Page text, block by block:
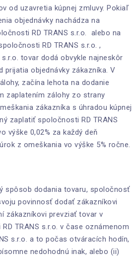
od uzavretia kúpnej zmluvy. Pokiaľ
objednávky nachádza na
RD TRANS s.r.o. alebo na
RD TRANS s.r.o. ,
tovar dodá obvykle najneskôr
prijatia objednávky zákazníka. V
začína lehota na dodanie
zaplatením zálohy zo strany
zákazníka s úhradou kúpnej
zaplatiť spoločnosti RD TRANS
výške 0,02% za každý deň
z omeškania vo výške 5% ročne.
spôsob dodania tovaru, spoločnosť
povinnosť dodať zákazníkovi
zákazníkovi prevziať tovar v
TRANS s.r.o. v čase oznámenom
s.r.o. a to počas otváracích hodín,
nedohodnú inak, alebo (ii)